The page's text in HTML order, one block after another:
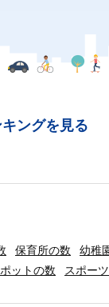
ングを見る
保育所の数 幼稚
ットの数 スポー